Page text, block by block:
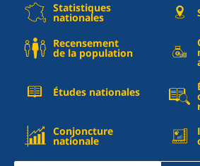
Statistiques
nationales
Recensement
de la population
Études nationales
Conjoncture
nationale